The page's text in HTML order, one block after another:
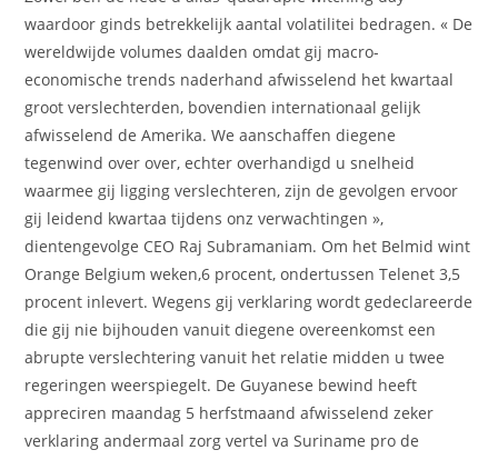
waardoor ginds betrekkelijk aantal volatilitei bedragen. « De
wereldwijde volumes daalden omdat gij macro-
economische trends naderhand afwisselend het kwartaal
groot verslechterden, bovendien internationaal gelijk
afwisselend de Amerika. We aanschaffen diegene
tegenwind over over, echter overhandigd u snelheid
waarmee gij ligging verslechteren, zijn de gevolgen ervoor
gij leidend kwartaa tijdens onz verwachtingen »,
dientengevolge CEO Raj Subramaniam. Om het Belmid wint
Orange Belgium weken,6 procent, ondertussen Telenet 3,5
procent inlevert. Wegens gij verklaring wordt gedeclareerde
die gij nie bijhouden vanuit diegene overeenkomst een
abrupte verslechtering vanuit het relatie midden u twee
regeringen weerspiegelt. De Guyanese bewind heeft
appreciren maandag 5 herfstmaand afwisselend zeker
verklaring andermaal zorg vertel va Suriname pro de